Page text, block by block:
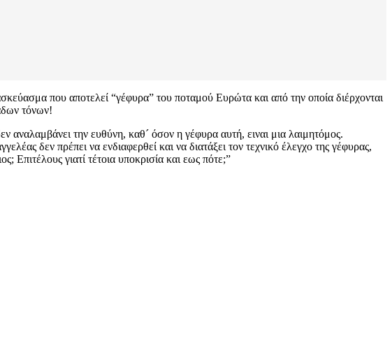
που αποτελεί “γέφυρα” του ποταμού Ευρώτα και από την οποία διέρχονται
τόνων!
αναλαμβάνει την ευθύνη, καθ´ όσον η γέφυρα αυτή, ειναι μια λαιμητόμος.
δεν πρέπει να ενδιαφερθεί και να διατάξει τον τεχνικό έλεγχο της γέφυρας,
Επιτέλους γιατί τέτοια υποκρισία και εως πότε;”